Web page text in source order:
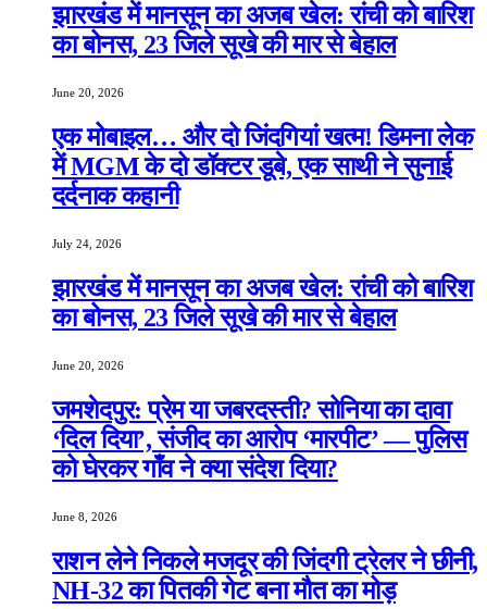
झारखंड में मानसून का अजब खेल: रांची को बारिश
का बोनस, 23 जिले सूखे की मार से बेहाल
June 20, 2026
एक मोबाइल… और दो जिंदगियां खत्म! डिमना लेक
में MGM के दो डॉक्टर डूबे, एक साथी ने सुनाई
दर्दनाक कहानी
July 24, 2026
झारखंड में मानसून का अजब खेल: रांची को बारिश
का बोनस, 23 जिले सूखे की मार से बेहाल
June 20, 2026
जमशेदपुर: प्रेम या जबरदस्ती? सोनिया का दावा
‘दिल दिया’, संजीद का आरोप ‘मारपीट’ — पुलिस
को घेरकर गाँव ने क्या संदेश दिया?
June 8, 2026
राशन लेने निकले मजदूर की जिंदगी ट्रेलर ने छीनी,
NH-32 का पितकी गेट बना मौत का मोड़